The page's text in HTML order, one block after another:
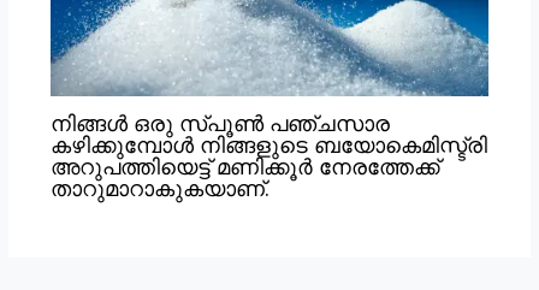
നിങ്ങൾ ഒരു സ്പൂൺ പഞ്ചസാര
കഴിക്കുമ്പോൾ നിങ്ങളുടെ ബയോകെമിസ്ട്രി
അറുപത്തിയെട്ട് മണിക്കൂർ നേരത്തേക്ക്
താറുമാറാകുകയാണ്.